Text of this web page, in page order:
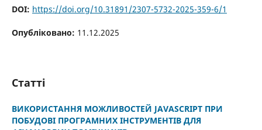
DOI: https://doi.org/10.31891/2307-5732-2025-359-6/1
Опубліковано: 11.12.2025
Статті
ВИКОРИСТАННЯ МОЖЛИВОСТЕЙ JAVASCRIPT ПРИ
ПОБУДОВІ ПРОГРАМНИХ ІНСТРУМЕНТІВ ДЛЯ